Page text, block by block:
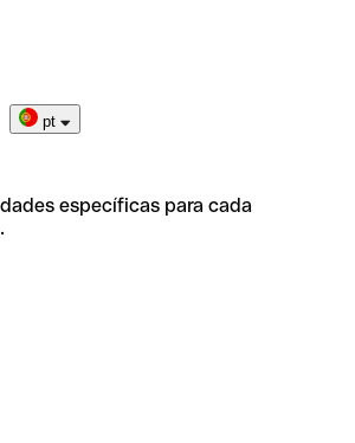
pt
específicas para cada